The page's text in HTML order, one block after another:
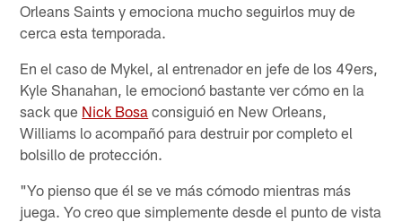
Orleans Saints y emociona mucho seguirlos muy de
cerca esta temporada.
En el caso de Mykel, al entrenador en jefe de los 49ers,
Kyle Shanahan, le emocionó bastante ver cómo en la
sack que Nick Bosa consiguió en New Orleans,
Williams lo acompañó para destruir por completo el
bolsillo de protección.
"Yo pienso que él se ve más cómodo mientras más
juega. Yo creo que simplemente desde el punto de vista